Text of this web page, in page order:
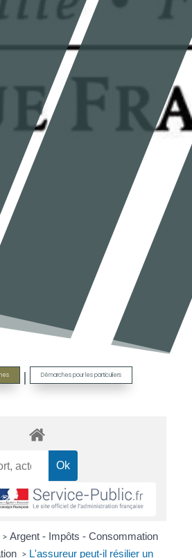
| Démarches pour les particuliers
> Argent - Impôts - Consommation
> L'assureur peut-il résilier un